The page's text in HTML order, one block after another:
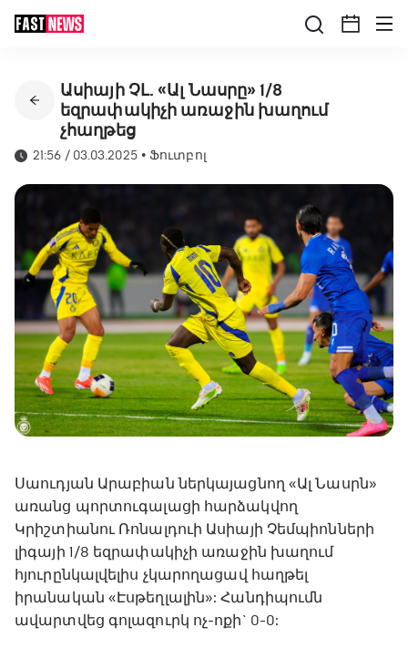
Ասիայի ՉԼ. «Ալ Նասրը» 1/8
եզրափակիչի առաջին խաղում
չհաղթեց
21:56 / 03.03.2025 •Ֆուտբոլ
Սաուդյան Արաբիան ներկայացնող «Ալ Նասրն»
առանց պորտուգալացի հարձակվող
Կրիշտիանու Ռոնալդուի Ասիայի Չեմպիոնների
լիգայի 1/8 եզրափակիչի առաջին խաղում
հյուրընկալվելիս չկարողացավ հաղթել
իրանական «Էսթեղլալին»: Հանդիպումն
ավարտվեց գոլազուրկ ոչ-ոքի` 0-0: